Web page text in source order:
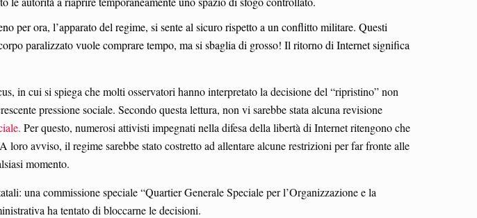
per ora, l’apparato del regime, si sente al sicuro rispetto a un conflitto militare. Questi
paralizzato vuole comprare tempo, ma si sbaglia di grosso! Il ritorno di Internet significa
in cui si spiega che molti osservatori hanno interpretato la decisione del “ripristino” non
pressione sociale. Secondo questa lettura, non vi sarebbe stata alcuna revisione
Per questo, numerosi attivisti impegnati nella difesa della libertà di Internet ritengono che
avviso, il regime sarebbe stato costretto ad allentare alcune restrizioni per far fronte alle
momento.
una commissione speciale “Quartier Generale Speciale per l’Organizzazione e la
ha tentato di bloccarne le decisioni.